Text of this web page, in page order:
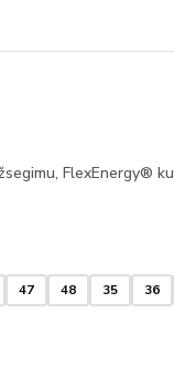
FlexEnergy®
47 48 35 36